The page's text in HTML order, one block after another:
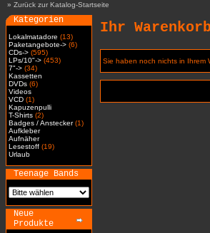
» Zurück zur Katalog-Startseite
Kategorien
Lokalmatadore (13)
Paketangebote-> (6)
CDs-> (595)
LPs/10"-> (453)
7"-> (34)
Kassetten
DVDs (6)
Videos
VCD (1)
Kapuzenpulli
T-Shirts (2)
Badges / Anstecker(1)
Aufkleber
Aufnäher
Lesestoff (19)
Urlaub
Teenage Bands
Neue
Produkte
Ihr
Sie haben noch nichts in Ihrem